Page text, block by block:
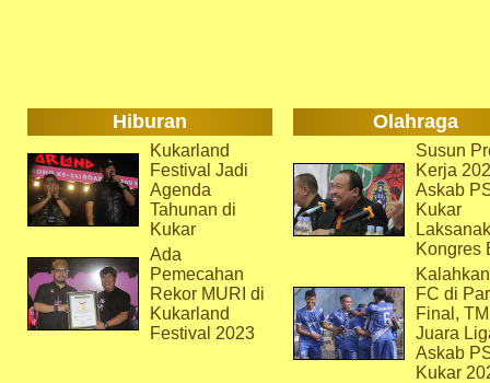
Hiburan Olahraga
Kukarland
Festival Jadi
Agenda
Tahunan di
Kukar
Ada
Pemecahan
Rekor MURI di
Kukarland
Festival 2023
Susun
Kerja
Askab
Kukar
Kongres
FC di
Final,
Juara
Askab
Kukar